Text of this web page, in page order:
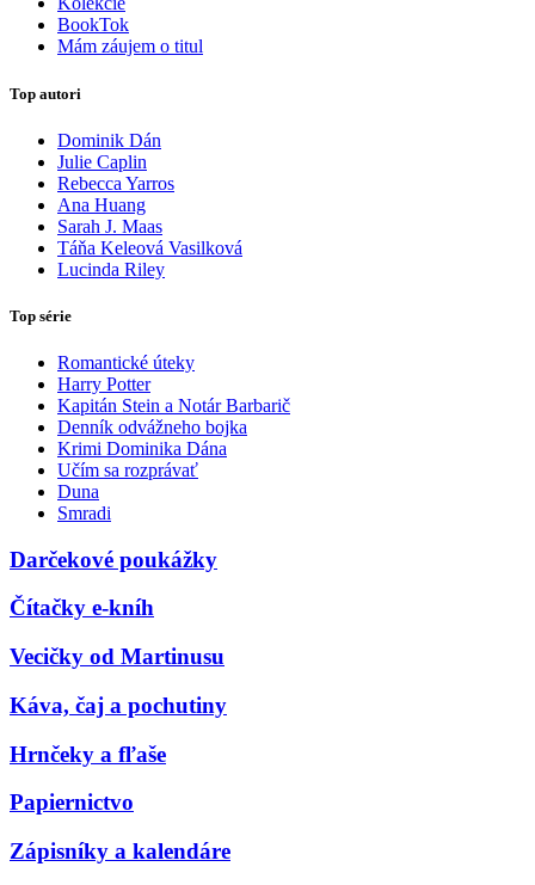
BookTok
Mám záujem o titul
Top autori
Dominik Dán
Julie Caplin
Rebecca Yarros
Ana Huang
Sarah J. Maas
Táňa Keleová Vasilková
Lucinda Riley
Top série
Romantické úteky
Harry Potter
Kapitán Stein a Notár Barbarič
Denník odvážneho bojka
Krimi Dominika Dána
Učím sa rozprávať
Duna
Smradi
Darčekové poukážky
Čítačky e-kníh
Vecičky od Martinusu
Káva, čaj a pochutiny
Hrnčeky a fľaše
Papiernictvo
Zápisníky a kalendáre